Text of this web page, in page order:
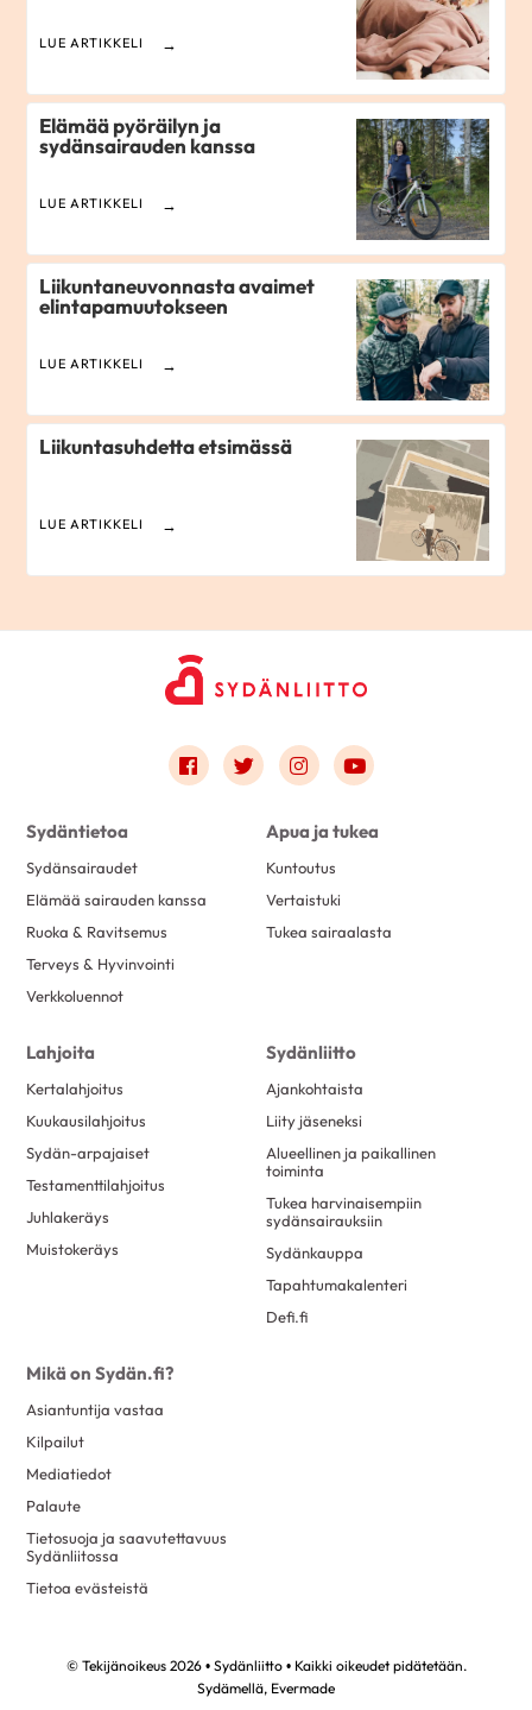
LUE ARTIKKELI
Elämää pyöräilyn ja
sydänsairauden kanssa
LUE ARTIKKELI
Liikuntaneuvonnasta avaimet
elintapamuutokseen
LUE ARTIKKELI
Liikuntasuhdetta etsimässä
LUE ARTIKKELI
Link to facebook
Link to twitter
Link to instagram
Link to youtube
Sydäntietoa
Sydänsairaudet
Elämää sairauden kanssa
Ruoka & Ravitsemus
Terveys & Hyvinvointi
Verkkoluennot
Apua ja tukea
Kuntoutus
Vertaistuki
Tukea sairaalasta
Lahjoita
Kertalahjoitus
Kuukausilahjoitus
Sydän-arpajaiset
Testamenttilahjoitus
Juhlakeräys
Muistokeräys
Sydänliitto
Ajankohtaista
Liity jäseneksi
Alueellinen ja paikallinen
toiminta
Tukea harvinaisempiin
sydänsairauksiin
Sydänkauppa
Tapahtumakalenteri
Defi.fi
Mikä on Sydän.fi?
Asiantuntija vastaa
Kilpailut
Mediatiedot
Palaute
Tietosuoja ja saavutettavuus
Sydänliitossa
Tietoa evästeistä
© Tekijänoikeus 2026 • Sydänliitto • Kaikki oikeudet pidätetään.
Sydämellä, Evermade